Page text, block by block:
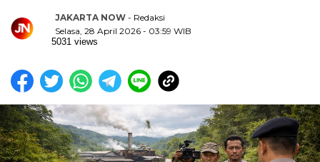
JAKARTA NOW - Redaksi
Selasa, 28 April 2026 - 03:59 WIB
5031 views